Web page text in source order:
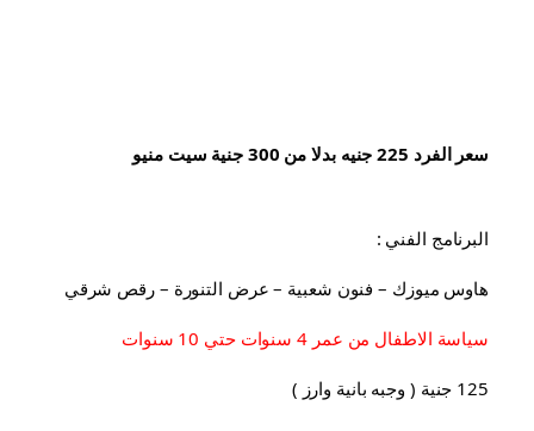
سعر الفرد 225 جنيه بدلا من 300 جنية سيت منيو
البرنامج الفني :
هاوس ميوزك – فنون شعبية – عرض التنورة – رقص شرقي
سياسة الاطفال من عمر 4 سنوات حتي 10 سنوات
125 جنية ( وجبه بانية وارز )